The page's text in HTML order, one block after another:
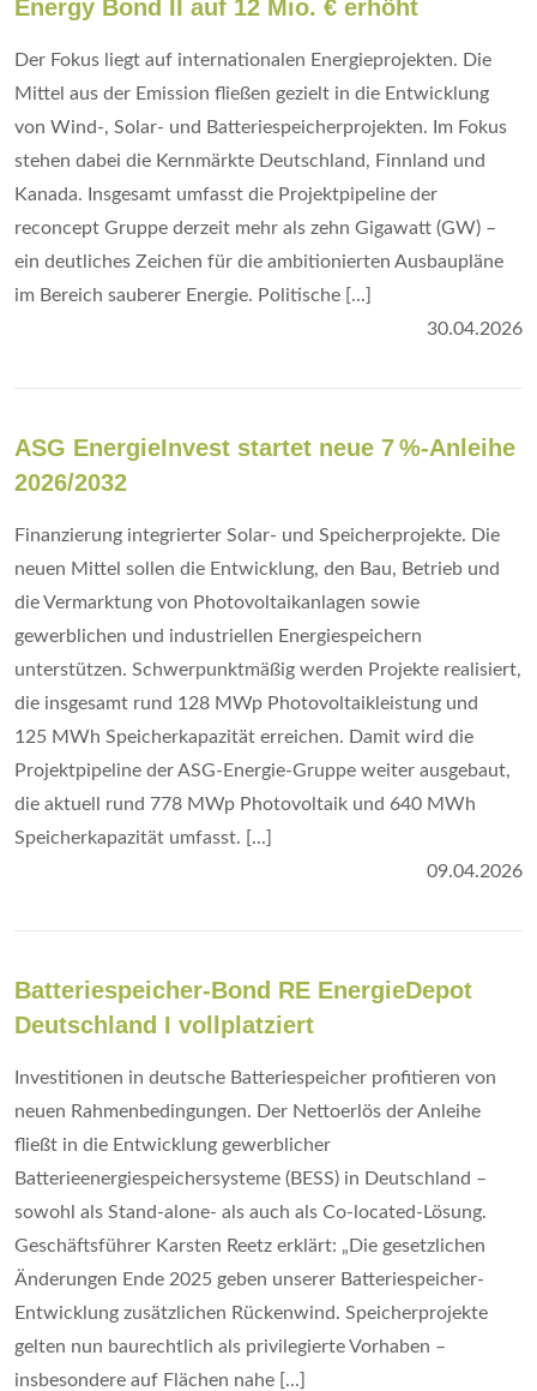
Energy Bond II auf 12 Mio. € erhöht
Der Fokus liegt auf internationalen Energieprojekten. Die
Mittel aus der Emission fließen gezielt in die Entwicklung
von Wind-, Solar- und Batteriespeicherprojekten. Im Fokus
stehen dabei die Kernmärkte Deutschland, Finnland und
Kanada. Insgesamt umfasst die Projektpipeline der
reconcept Gruppe derzeit mehr als zehn Gigawatt (GW) –
ein deutliches Zeichen für die ambitionierten Ausbaupläne
im Bereich sauberer Energie. Politische [...]
30.04.2026
ASG EnergieInvest startet neue 7 %-Anleihe
2026/2032
Finanzierung integrierter Solar- und Speicherprojekte. Die
neuen Mittel sollen die Entwicklung, den Bau, Betrieb und
die Vermarktung von Photovoltaikanlagen sowie
gewerblichen und industriellen Energiespeichern
unterstützen. Schwerpunktmäßig werden Projekte realisiert,
die insgesamt rund 128 MWp Photovoltaikleistung und
125 MWh Speicherkapazität erreichen. Damit wird die
Projektpipeline der ASG-Energie-Gruppe weiter ausgebaut,
die aktuell rund 778 MWp Photovoltaik und 640 MWh
Speicherkapazität umfasst. [...]
09.04.2026
Batteriespeicher-Bond RE EnergieDepot
Deutschland I vollplatziert
Investitionen in deutsche Batteriespeicher profitieren von
neuen Rahmenbedingungen. Der Nettoerlös der Anleihe
fließt in die Entwicklung gewerblicher
Batterieenergiespeichersysteme (BESS) in Deutschland –
sowohl als Stand-alone- als auch als Co-located-Lösung.
Geschäftsführer Karsten Reetz erklärt: „Die gesetzlichen
Änderungen Ende 2025 geben unserer Batteriespeicher-
Entwicklung zusätzlichen Rückenwind. Speicherprojekte
gelten nun baurechtlich als privilegierte Vorhaben –
insbesondere auf Flächen nahe [...]